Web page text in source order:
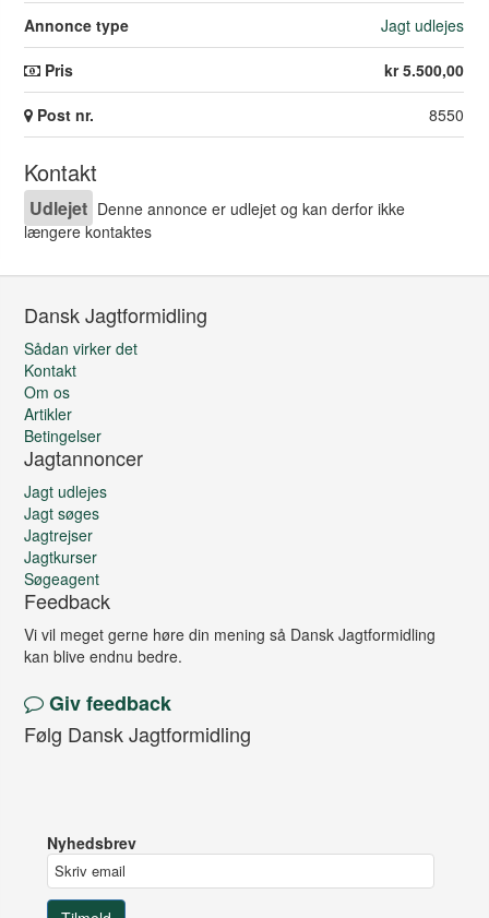
Annonce type Jagt udlejes
Pris kr 5.500,00
Post nr. 8550
Kontakt
Udlejet Denne annonce er udlejet og kan derfor ikke
længere kontaktes
Dansk Jagtformidling
Sådan virker det
Kontakt
Om os
Artikler
Betingelser
Jagtannoncer
Jagt udlejes
Jagt søges
Jagtrejser
Jagtkurser
Søgeagent
Feedback
Vi vil meget gerne høre din mening så Dansk Jagtformidling
kan blive endnu bedre.
Giv feedback
Følg Dansk Jagtformidling
Nyhedsbrev